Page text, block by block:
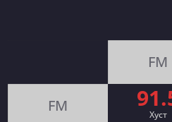
FM
FM Хуст